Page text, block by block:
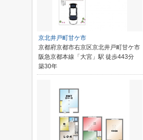
京北井戸町甘ケ市
京都府京都市右京区京北井戸町甘ケ市
阪急京都本線「大宮」駅 徒歩443分
築30年